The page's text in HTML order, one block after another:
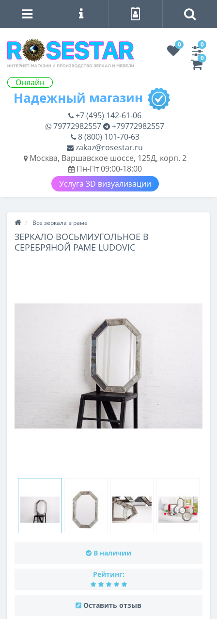
Онлайн
0
0
0
+7 (495) 142-61-06
79772982557
+79772982557
8 (800) 101-70-63
zakaz@rosestar.ru
Москва, Варшавское шоссе, 125Д, корп. 2
Пн-Пт 09:00-18:00
Услуга 3D визуализации
Все зеркала в раме
ЗЕРКАЛО ВОСЬМИУГОЛЬНОЕ В
СЕРЕБРЯНОЙ РАМЕ LUDOVIC
В наличии
Рейтинг:
Оставить отзыв